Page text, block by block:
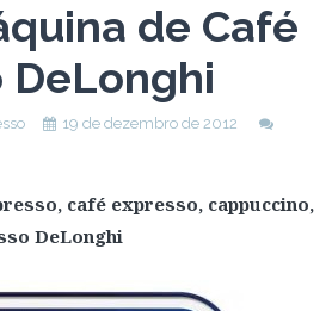
de Café
DeLonghi
19 de dezembro de 2012
café expresso, cappuccino,
DeLonghi